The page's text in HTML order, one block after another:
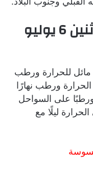
حالة الطقس اليوم الاثنين 6 يوليو
للحرارة ورطب
ورطب نهارًا
ورطبًا على السواحل
ليلًا مع